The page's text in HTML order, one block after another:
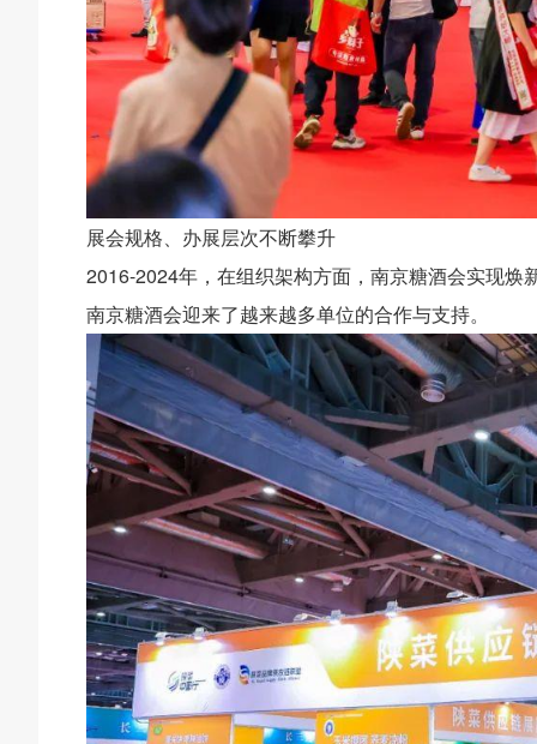
展会规格、办展层次不断攀升
2016-2024年，在组织架构方面，南京糖酒会实现焕
南京糖酒会迎来了越来越多单位的合作与支持。